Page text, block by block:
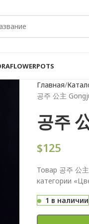
FLOWERPOTS
Главная
공주 公主
공주
$125
Товар 공주 公
категории
1 в наличии